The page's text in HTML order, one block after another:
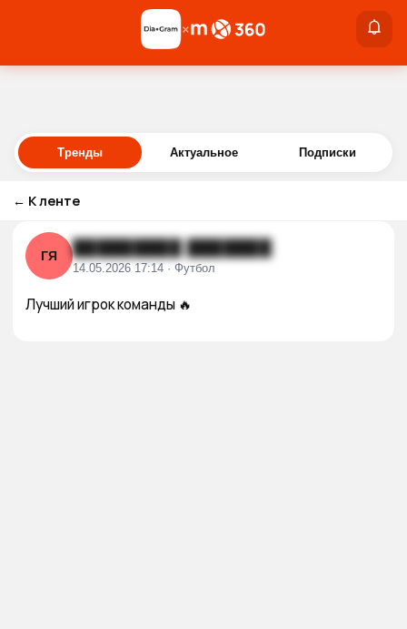
Войти
×
Тренды Актуальное Подписки
← К ленте
ГЯ █████████ ███████
14.05.2026 17:14 · Футбол
Лучший игрок команды 🔥